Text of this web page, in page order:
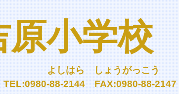
小学校
ら しょうがっこう
88-2144 FAX:0980-88-2147